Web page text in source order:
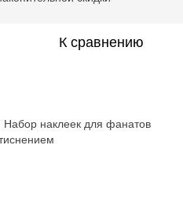
К сравнению
Набор наклеек для фанатов